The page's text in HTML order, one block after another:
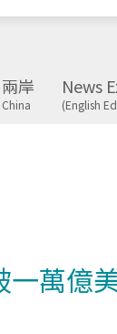
兩岸
China
News
(English
萬億